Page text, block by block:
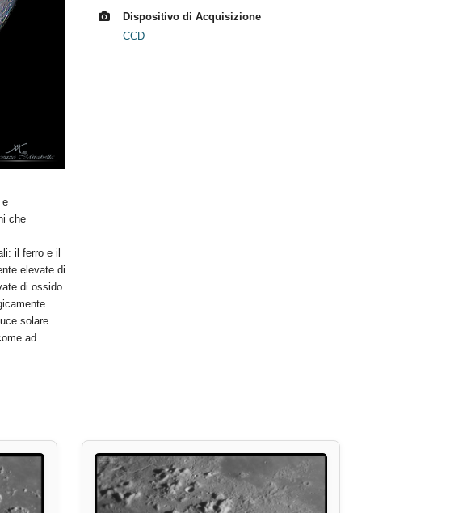
e
che
il ferro e il
elevate di
di ossido
solare
ad
Dispositivo di Acquisizione
CCD